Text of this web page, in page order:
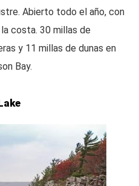
Abierto todo el año, con
costa. 30 millas de
y 11 millas de dunas en
Bay.